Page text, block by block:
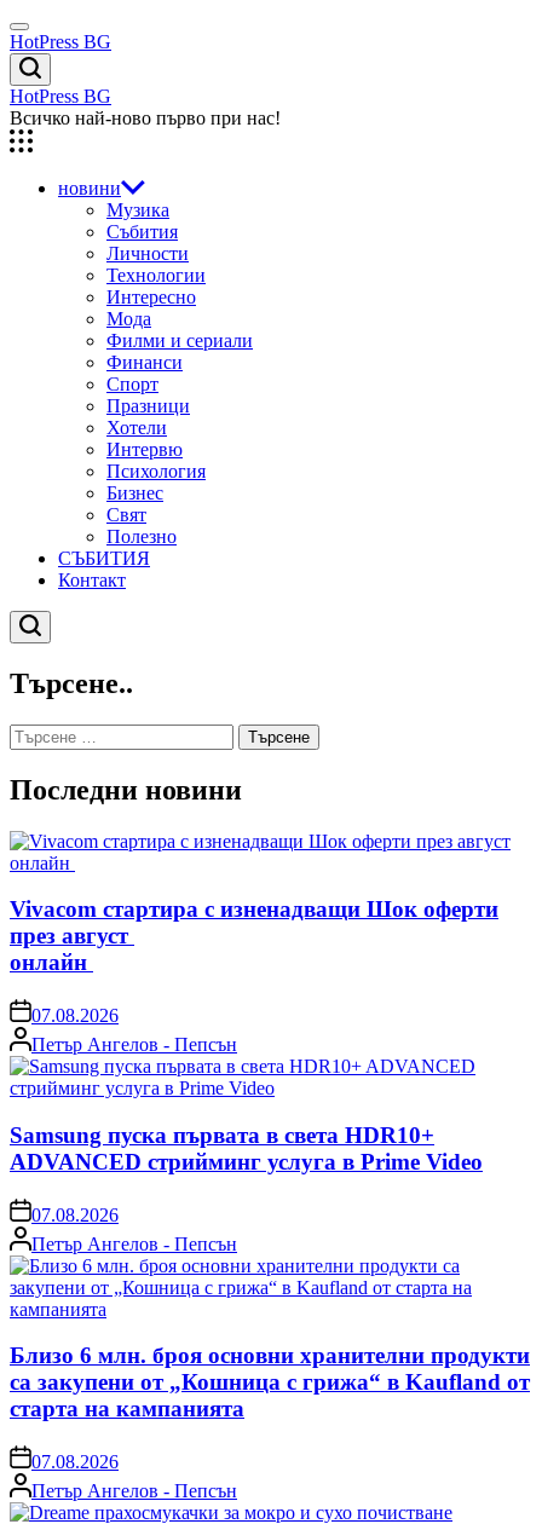
Skip
to
content
Menu
HotPress BG
Търсене
HotPress BG
Всичко най-ново първо при нас!
новини
Музика
Събития
Личности
Технологии
Интересно
Мода
Филми и сериали
Финанси
Спорт
Празници
Хотели
Интервю
Психология
Бизнес
Свят
Полезно
СЪБИТИЯ
Контакт
Търсене
Търсене..
Търсене
за:
Последни новини
Vivacom стартира с изненадващи Шок оферти
през август
онлайн
on07.08.2026
Posted
by
Петър Ангелов - Пепсън
Samsung пуска първата в света HDR10+
ADVANCED стрийминг услуга в Prime Video
on07.08.2026
Posted
by
Петър Ангелов - Пепсън
Близо 6 млн. броя основни хранителни продукти
са закупени от „Кошница с грижа“ в Kaufland от
старта на кампанията
on07.08.2026
Posted
by
Петър Ангелов - Пепсън